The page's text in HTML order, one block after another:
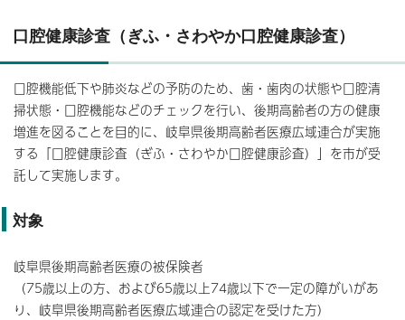
口腔健康診査（ぎふ・さわやか口腔健康診査）
口腔機能低下や肺炎などの予防のため、歯・歯肉の状態や口腔清
掃状態・口腔機能などのチェックを行い、後期高齢者の方の健康
増進を図ることを目的に、岐阜県後期高齢者医療広域連合が実施
する「口腔健康診査（ぎふ・さわやか口腔健康診査）」を市が受
託して実施します。
対象
岐阜県後期高齢者医療の被保険者
（75歳以上の方、および65歳以上74歳以下で一定の障がいがあ
り、岐阜県後期高齢者医療広域連合の認定を受けた方）